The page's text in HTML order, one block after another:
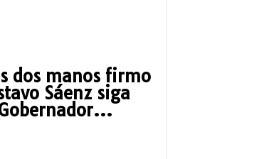
dos manos firmo
Sáenz siga